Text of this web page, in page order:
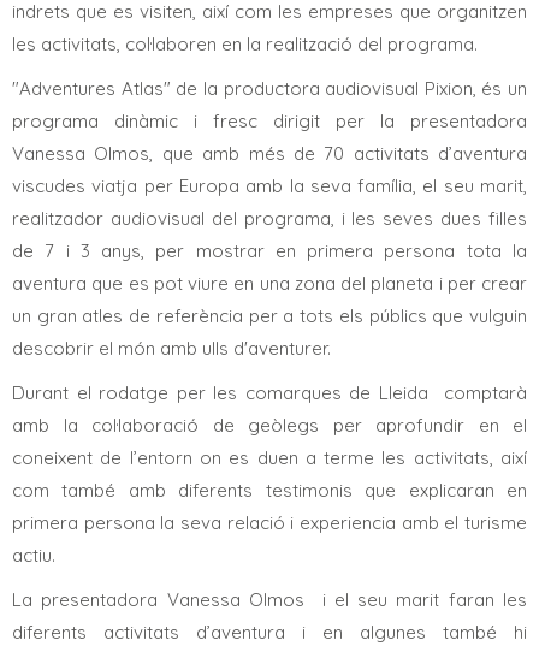
indrets que es visiten, així com les empreses que organitzen
les activitats, col·laboren en la realització del programa.
"Adventures Atlas" de la productora audiovisual Pixion, és un
programa dinàmic i fresc dirigit per la presentadora
Vanessa Olmos, que amb més de 70 activitats d’aventura
viscudes viatja per Europa amb la seva família, el seu marit,
realitzador audiovisual del programa, i les seves dues filles
de 7 i 3 anys, per mostrar en primera persona tota la
aventura que es pot viure en una zona del planeta i per crear
un gran atles de referència per a tots els públics que vulguin
descobrir el món amb ulls d'aventurer.
Durant el rodatge per les comarques de Lleida comptarà
amb la col·laboració de geòlegs per aprofundir en el
coneixent de l’entorn on es duen a terme les activitats, així
com també amb diferents testimonis que explicaran en
primera persona la seva relació i experiencia amb el turisme
actiu.
La presentadora Vanessa Olmos i el seu marit faran les
diferents activitats d’aventura i en algunes també hi